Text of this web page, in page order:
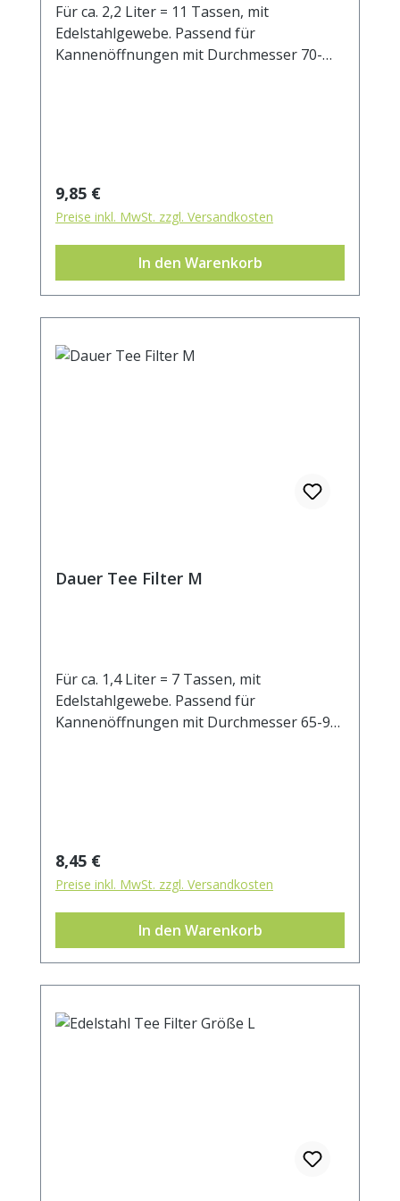
Für ca. 2,2 Liter = 11 Tassen, mit
Edelstahlgewebe. Passend für
Kannenöffnungen mit Durchmesser 70-
Regulärer Preis:
9,85 €
Preise inkl. MwSt. zzgl. Versandkosten
In den Warenkorb
Dauer Tee Filter M
Für ca. 1,4 Liter = 7 Tassen, mit
Edelstahlgewebe. Passend für
Kannenöffnungen mit Durchmesser 65-95
Regulärer Preis:
8,45 €
Preise inkl. MwSt. zzgl. Versandkosten
In den Warenkorb